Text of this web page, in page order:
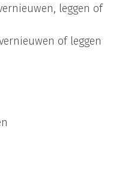
leggen of
of leggen